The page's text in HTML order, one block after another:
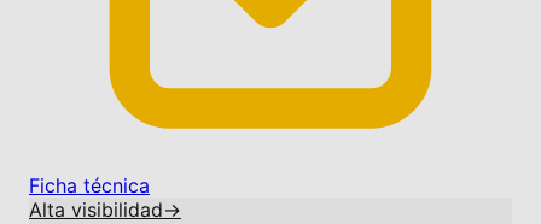
Ficha técnica
Alta visibilidad→